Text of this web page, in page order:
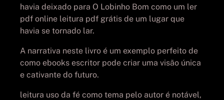
havia deixado para O Lobinho Bom como um ler
pdf online leitura pdf grátis de um lugar que
havia se tornado lar.
A narrativa neste livro é um exemplo perfeito de
como ebooks escritor pode criar uma visão única
e cativante do futuro.
leitura uso da fé como tema pelo autor é notável,